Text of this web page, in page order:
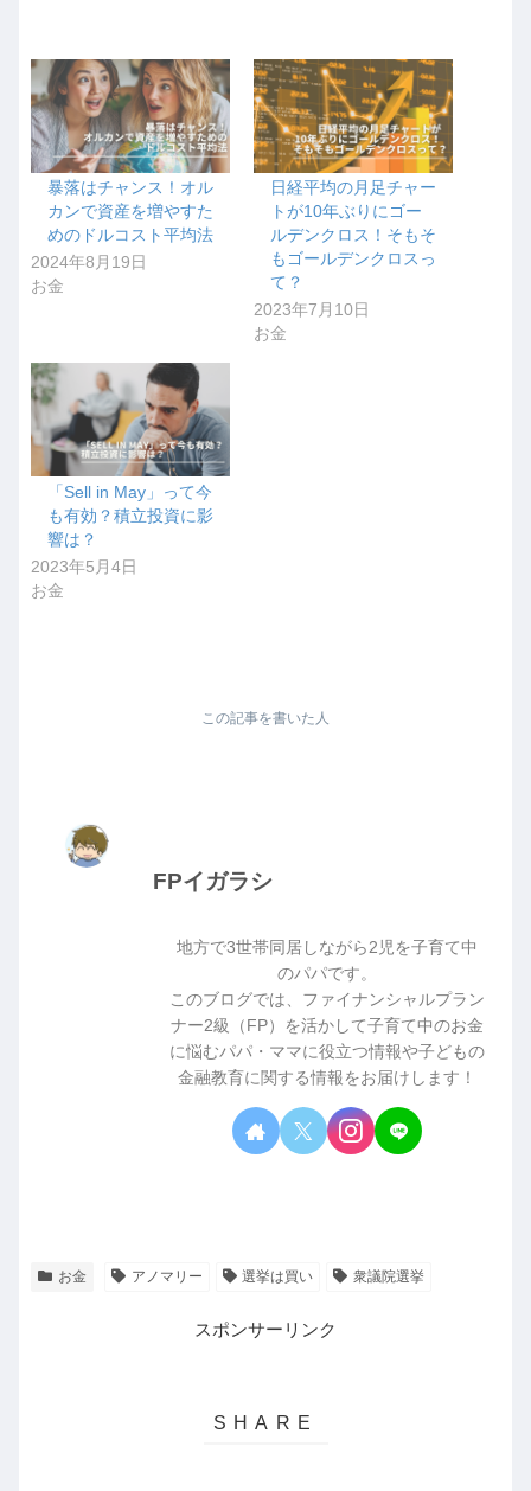
暴落はチャンス！オル
カンで資産を増やすた
めのドルコスト平均法
2024年8月19日
お金
日経平均の月足チャー
トが10年ぶりにゴー
ルデンクロス！そもそ
もゴールデンクロスっ
て？
2023年7月10日
お金
「Sell in May」って今
も有効？積立投資に影
響は？
2023年5月4日
お金
この記事を書いた人
FPイガラシ
地方で3世帯同居しながら2児を子育て中
のパパです。
このブログでは、ファイナンシャルプラン
ナー2級（FP）を活かして子育て中のお金
に悩むパパ・ママに役立つ情報や子どもの
金融教育に関する情報をお届けします！
お金 アノマリー 選挙は買い 衆議院選挙
スポンサーリンク